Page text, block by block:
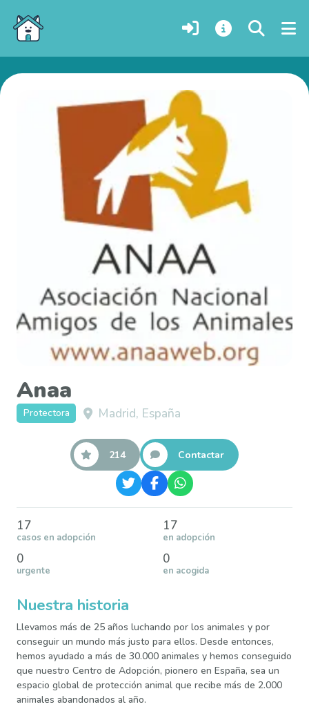
Anaa
Protectora Madrid, España
214 Contactar
17
casos en adopción
17
en adopción
0
urgente
0
en acogida
Nuestra historia
Llevamos más de 25 años luchando por los animales y por
conseguir un mundo más justo para ellos. Desde entonces,
hemos ayudado a más de 30.000 animales y hemos conseguido
que nuestro Centro de Adopción, pionero en España, sea un
espacio global de protección animal que recibe más de 2.000
animales abandonados al año.